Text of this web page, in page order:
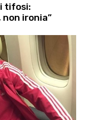
tifosi:
ironia”